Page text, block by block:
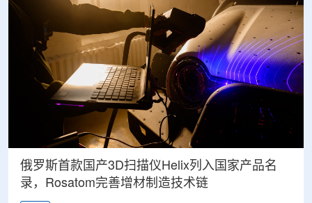
俄罗斯首款国产3D扫描仪Helix列入国家产品名
录，Rosatom完善增材制造技术链